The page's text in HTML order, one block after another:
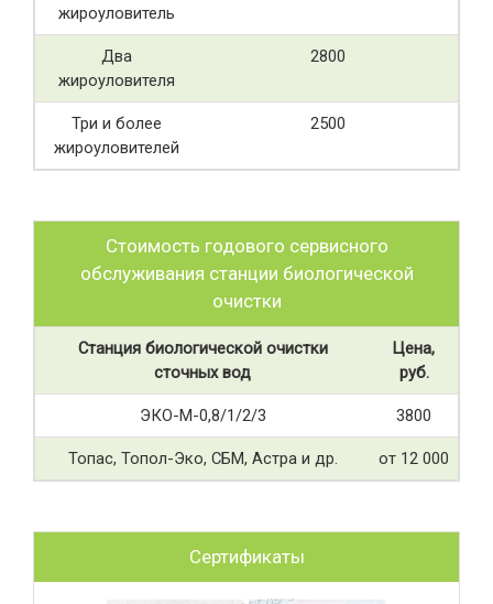
жироуловитель
Два
жироуловителя
2800
Три и более
жироуловителей
2500
Стоимость годового сервисного
обслуживания станции биологической
очистки
Станция биологической очистки
сточных вод
Цена,
руб.
ЭКО-М-0,8/1/2/3 3800
Топас, Топол-Эко, СБМ, Астра и др. от 12 000
Сертификаты